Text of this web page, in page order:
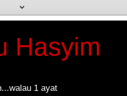
Hasyim
1 ayat